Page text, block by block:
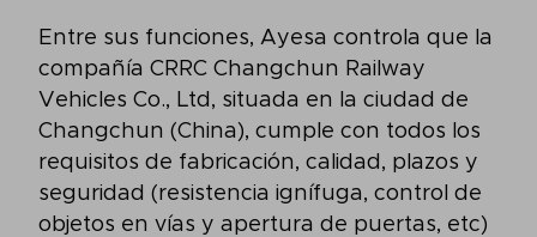
Entre sus funciones, Ayesa controla que la
compañía CRRC Changchun Railway
Vehicles Co., Ltd, situada en la ciudad de
Changchun (China), cumple con todos los
requisitos de fabricación, calidad, plazos y
seguridad (resistencia ignífuga, control de
objetos en vías y apertura de puertas, etc)